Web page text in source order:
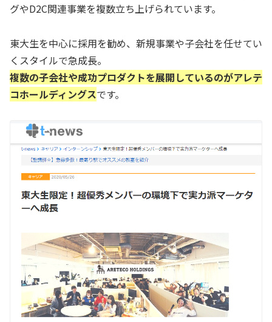
グやD2C関連事業を複数立ち上げられています。
東大生を中心に採用を勧め、新規事業や子会社を任せてい
くスタイルで急成長。
複数の子会社や成功プロダクトを展開しているのがアレテ
コホールディングスです。